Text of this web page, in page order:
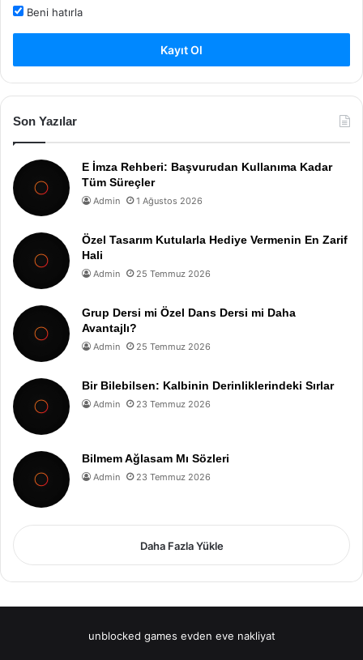
Beni hatırla
Kayıt Ol
Son Yazılar
E İmza Rehberi: Başvurudan Kullanıma Kadar
Tüm Süreçler
Admin 1 Ağustos 2026
Özel Tasarım Kutularla Hediye Vermenin En Zarif
Hali
Admin 25 Temmuz 2026
Grup Dersi mi Özel Dans Dersi mi Daha
Avantajlı?
Admin 25 Temmuz 2026
Bir Bilebilsen: Kalbinin Derinliklerindeki Sırlar
Admin 23 Temmuz 2026
Bilmem Ağlasam Mı Sözleri
Admin 23 Temmuz 2026
Daha Fazla Yükle
unblocked games evden eve nakliyat